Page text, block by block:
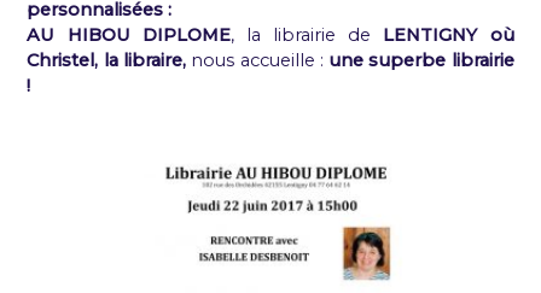
personnalisées :
AU HIBOU DIPLOME, la librairie de LENTIGNY où
Christel, la libraire,nous accueille : une superbe librairie
!